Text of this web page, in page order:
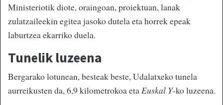
Ministeriotik diote, oraingoan, proiektuan, lanak
zulatzaileekin egitea jasoko dutela eta horrek epeak
laburtzea ekarriko duela.
Tunelik luzeena
Bergarako lotunean, besteak beste, Udalatxeko tunela
aurreikusten da, 6,9 kilometrokoa etaEuskal Y-ko luzeena.